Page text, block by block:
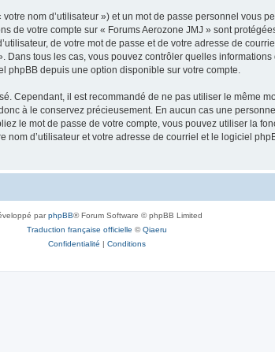
nom d’utilisateur ») et un mot de passe personnel vous
de votre compte sur « Forums Aerozone JMJ » sont
de votre mot de passe et de votre adresse de
tous les cas, vous pouvez contrôler quelles
depuis une option disponible sur votre compte.
Cependant, il est recommandé de ne pas utiliser le même
à le conservez précieusement. En aucun cas une
le mot de passe de votre compte, vous pouvez utiliser la
d’utilisateur et votre adresse de courriel et le logiciel
parphpBB® Forum Software © phpBB Limited
Traduction française officielle ©Qiaeru
Confidentialité | Conditions